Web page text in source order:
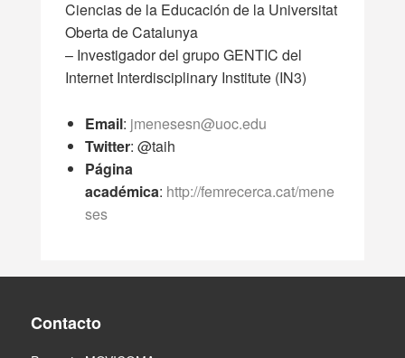
Ciencias de la Educación de la Universitat
Oberta de Catalunya
– Investigador del grupo GENTIC del
Internet Interdisciplinary Institute (IN3)
Email: jmenesesn@uoc.edu
Twitter: @taih
Página
académica: http://femrecerca.cat/mene
ses
Contacto